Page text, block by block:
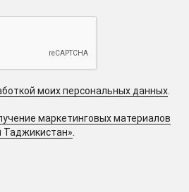
моих персональных данных.
маркетинговых материалов
.